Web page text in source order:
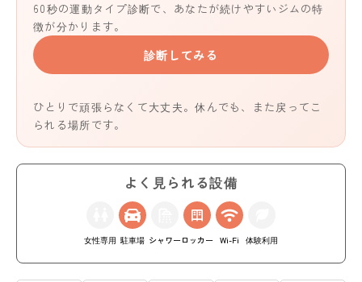
60秒の運動タイプ診断で、あなたが続けやすいジムの特
徴が分かります。
診断してみる
ひとりで頑張らなくて大丈夫。休んでも、また戻ってこ
られる場所です。
よく見られる設備
女性専用 駐車場 シャワー ロッカー Wi-Fi 体験利用